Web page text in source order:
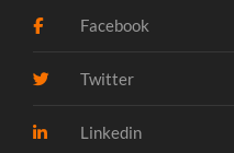
Facebook
Twitter
Linkedin